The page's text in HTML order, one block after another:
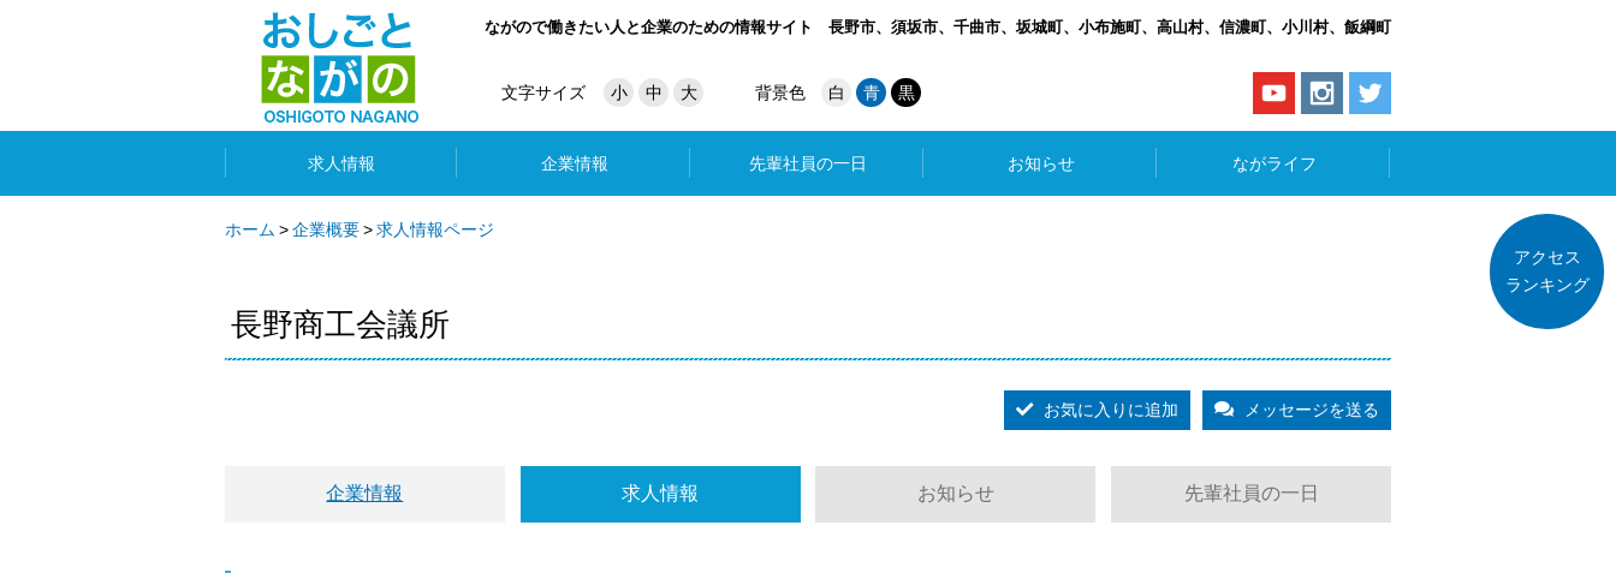
ながので働きたい人と企業のための情報サイト 長野市、須坂市、千曲市、坂城町、小布施町、高山村、信濃町、小川村、飯綱町
文字サイズ 小 中 大 背景色 白 青 黒
求人情報 企業情報 先輩社員の一日 お知らせ ながライフ
ホーム 企業概要 求人情報ページ
長野商工会議所
お気に入りに追加 メッセージを送る
企業情報 求人情報 お知らせ 先輩社員の一日
アクセス
ランキング